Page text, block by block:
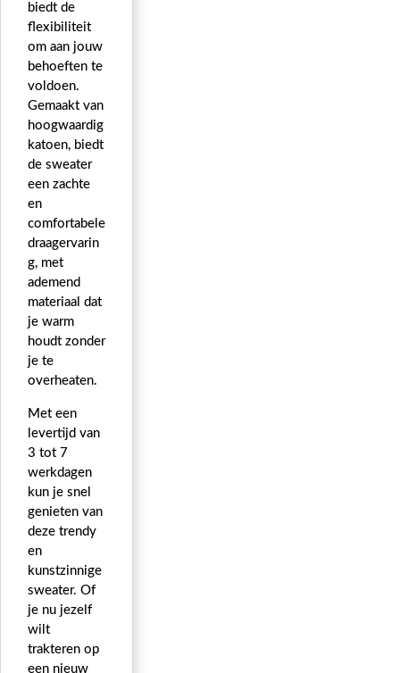
biedt de
flexibiliteit
om aan jouw
behoeften te
voldoen.
Gemaakt van
hoogwaardig
katoen, biedt
de sweater
een zachte
en
comfortabele
draagervarin
g, met
ademend
materiaal dat
je warm
houdt zonder
je te
overheaten.
Met een
levertijd van
3 tot 7
werkdagen
kun je snel
genieten van
deze trendy
en
kunstzinnige
sweater. Of
je nu jezelf
wilt
trakteren op
een nieuw